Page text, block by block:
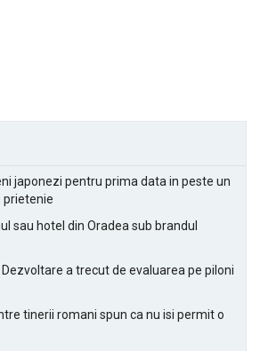
japonezi pentru prima data in peste un
prietenie
sau hotel din Oradea sub brandul
a trecut de evaluarea pe piloni
tinerii romani spun ca nu isi permit o